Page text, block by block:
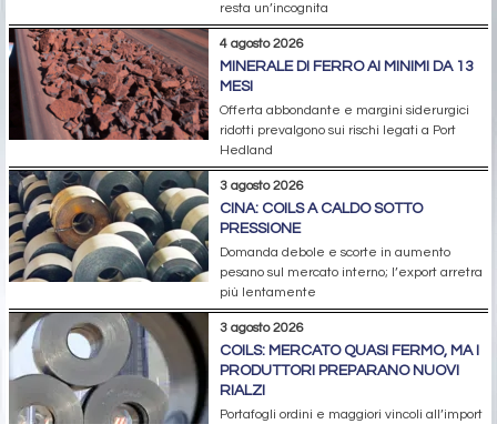
resta un’incognita
4 agosto 2026
MINERALE DI FERRO AI MINIMI DA 13
MESI
Offerta abbondante e margini siderurgici
ridotti prevalgono sui rischi legati a Port
Hedland
3 agosto 2026
CINA: COILS A CALDO SOTTO
PRESSIONE
Domanda debole e scorte in aumento
pesano sul mercato interno; l’export arretra
più lentamente
3 agosto 2026
COILS: MERCATO QUASI FERMO, MA I
PRODUTTORI PREPARANO NUOVI
RIALZI
Portafogli ordini e maggiori vincoli all’import